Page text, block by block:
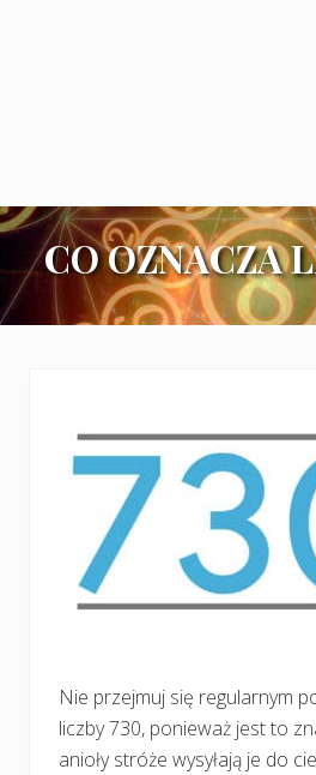
CO OZNACZA
Nie przejmuj się regularnym
liczby 730, ponieważ jest to
anioły stróże wysyłają je do